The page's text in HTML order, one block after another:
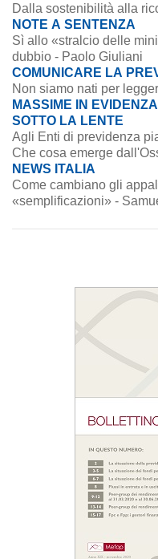
Dalla sostenibilità alla
NOTE A SENTENZA
Sì allo «stralcio delle
dubbio - Paolo Giuliani
COMUNICARE LA
Non siamo nati per
MASSIME IN EVIDENZA
SOTTO LA LENTE
Agli Enti di previdenza
Che cosa emerge
NEWS ITALIA
Come cambiano gli
«semplificazioni» -